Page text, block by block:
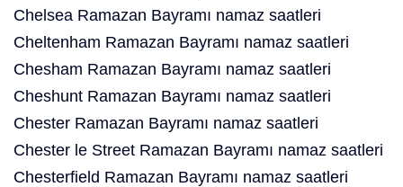
Chelsea Ramazan Bayramı namaz saatleri
Cheltenham Ramazan Bayramı namaz saatleri
Chesham Ramazan Bayramı namaz saatleri
Cheshunt Ramazan Bayramı namaz saatleri
Chester Ramazan Bayramı namaz saatleri
Chester le Street Ramazan Bayramı namaz saatleri
Chesterfield Ramazan Bayramı namaz saatleri